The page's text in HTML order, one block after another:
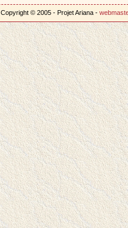
Copyright © 2005 - Projet Ariana -